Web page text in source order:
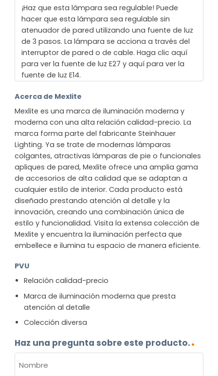
¡Haz que esta lámpara sea regulable! Puede
hacer que esta lámpara sea regulable sin
atenuador de pared utilizando una fuente de luz
de 3 pasos. La lámpara se acciona a través del
interruptor de pared o de cable. Haga clic aquí
para ver la fuente de luz E27 y aquí para ver la
fuente de luz E14.
Acerca de Mexlite
Mexlite es una marca de iluminación moderna y
moderna con una alta relación calidad-precio. La
marca forma parte del fabricante Steinhauer
Lighting. Ya se trate de modernas lámparas
colgantes, atractivas lámparas de pie o funcionales
apliques de pared, Mexlite ofrece una amplia gama
de accesorios de alta calidad que se adaptan a
cualquier estilo de interior. Cada producto está
diseñado prestando atención al detalle y la
innovación, creando una combinación única de
estilo y funcionalidad. Visita la extensa colección de
Mexlite y encuentra la iluminación perfecta que
embellece e ilumina tu espacio de manera eficiente.
PVU
Relación calidad-precio
Marca de iluminación moderna que presta
atención al detalle
Colección diversa
Haz una pregunta sobre este producto.
(OBLIGATORIO)